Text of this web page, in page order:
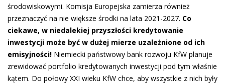
środowiskowymi. Komisja Europejska zamierza również
przeznaczyć na nie większe środki na lata 2021-2027. Co
ciekawe, w niedalekiej przyszłości kredytowanie
inwestycji może być w dużej mierze uzależnione od ich
emisyjności! Niemiecki państwowy bank rozwoju KfW planuje
zrewidować portfolio kredytowanych inwestycji pod tym właśnie
kątem. Do połowy XXI wieku KfW chce, aby wszystkie z nich były